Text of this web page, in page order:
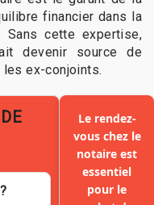
financier dans la
Sans cette expertise,
devenir source de
ex-conjoints.
Le rendez-
vous chez le
notaire est
essentiel
pour le